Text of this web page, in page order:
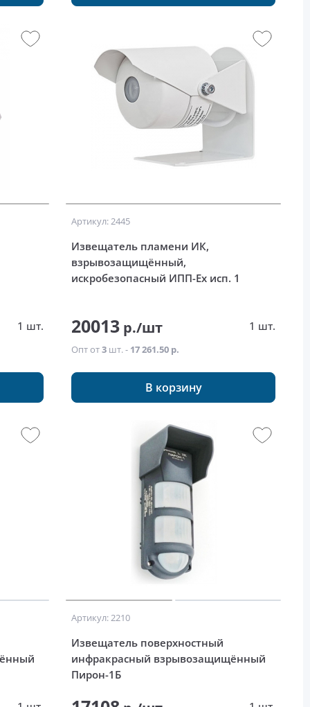
1 шт.
Артикул: 2445
Извещатель пламени ИК,
взрывозащищённый,
искробезопасный ИПП-Ex исп. 1
20013 р./шт 1 шт.
Опт от3 шт. - 17 261.50 р.
В корзину
Артикул: 2210
Извещатель поверхностный
инфракрасный взрывозащищённый
Пирон-1Б